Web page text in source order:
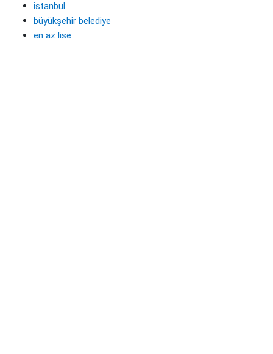
istanbul
büyükşehir belediye
en az lise